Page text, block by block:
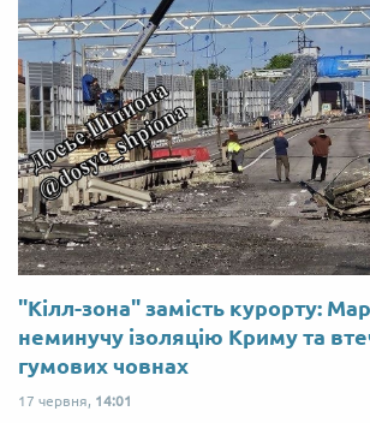
"Кілл-зона" замість курорту:
неминучу ізоляцію Криму та
гумових човнах
17 червня, 14:01